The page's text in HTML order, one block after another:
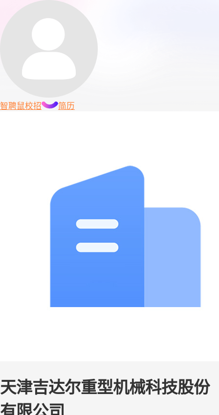
智聘鼠校招 简历
天津吉达尔重型机械科技股份